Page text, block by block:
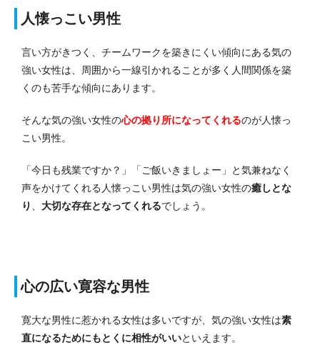
人懐っこい男性
言い方がきつく、チームワークを築きにくい傾向にある気の
強い女性は、周囲から一線引かれることが多く人間関係を築
くのも苦手な傾向にあります。
そんな気の強い女性の心の拠り所になってくれるのが人懐っ
こい男性。
「今日も残業ですか？」「ご飯いきましょー」と気兼ねなく
声をかけてくれる人懐っこい男性は気の強い女性の癒しとな
り
大切な存在となってくれるでしょう。
心の広い寛容な男性
寛大な男性に惹かれる女性は多いですが、気の強い女性は素
直になるためにもとくに相性がいいといえます。